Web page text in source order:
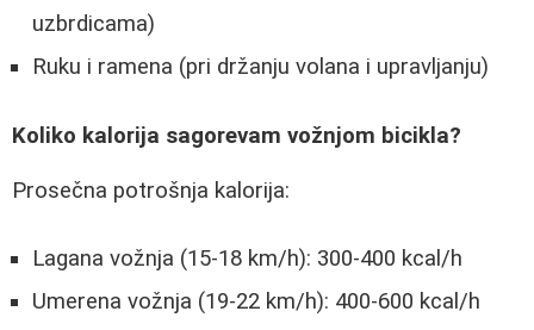
uzbrdicama)
Ruku i ramena (pri držanju volana i upravljanju)
Koliko kalorija sagorevam vožnjom bicikla?
Prosečna potrošnja kalorija:
Lagana vožnja (15-18 km/h): 300-400 kcal/h
Umerena vožnja (19-22 km/h): 400-600 kcal/h